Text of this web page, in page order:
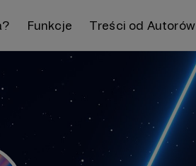
Funkcje Treści od Autorów